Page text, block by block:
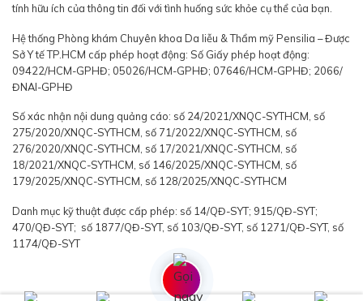
tính hữu ích của thông tin đối với tình huống sức khỏe cụ thể của bạn.
Hệ thống Phòng khám Chuyên khoa Da liễu & Thẩm mỹ Pensilia – Được
Sở Y tế TP.HCM cấp phép hoạt động: Số Giấy phép hoạt động:
09422/HCM-GPHĐ; 05026/HCM-GPHĐ; 07646/HCM-GPHĐ; 2066/
ĐNAI-GPHĐ
Số xác nhận nội dung quảng cáo: số 24/2021/XNQC-SYTHCM, số
275/2020/XNQC-SYTHCM, số 71/2022/XNQC-SYTHCM, số
276/2020/XNQC-SYTHCM, số 17/2021/XNQC-SYTHCM, số
18/2021/XNQC-SYTHCM, số 146/2025/XNQC-SYTHCM, số
179/2025/XNQC-SYTHCM, số 128/2025/XNQC-SYTHCM
Danh mục kỹ thuật được cấp phép: số 14/QĐ-SYT; 915/QĐ-SYT;
470/QĐ-SYT; số 1877/QĐ-SYT, số 103/QĐ-SYT, số 1271/QĐ-SYT, số
1174/QĐ-SYT